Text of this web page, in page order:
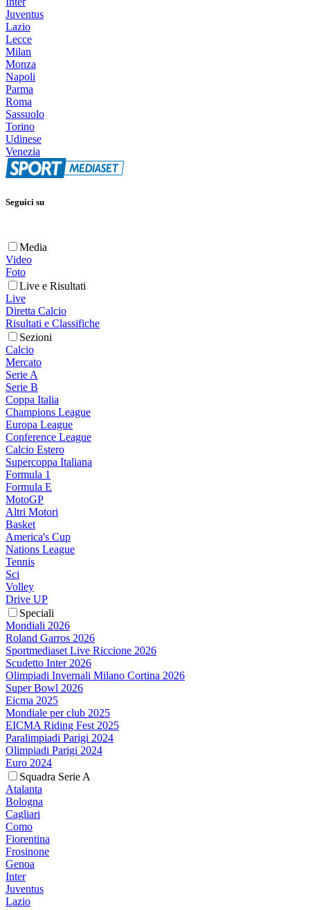
Juventus
Lazio
Lecce
Milan
Monza
Napoli
Parma
Roma
Sassuolo
Torino
Udinese
Venezia
Seguici su
Media
Video
Foto
Live e Risultati
Live
Diretta Calcio
Risultati e Classifiche
Sezioni
Calcio
Mercato
Serie A
Serie B
Coppa Italia
Champions League
Europa League
Conference League
Calcio Estero
Supercoppa Italiana
Formula 1
Formula E
MotoGP
Altri Motori
Basket
America's Cup
Nations League
Tennis
Sci
Volley
Drive UP
Speciali
Mondiali 2026
Roland Garros 2026
Sportmediaset Live Riccione 2026
Scudetto Inter 2026
Olimpiadi Invernali Milano Cortina 2026
Super Bowl 2026
Eicma 2025
Mondiale per club 2025
EICMA Riding Fest 2025
Paralimpiadi Parigi 2024
Olimpiadi Parigi 2024
Euro 2024
Squadra Serie A
Atalanta
Bologna
Cagliari
Como
Fiorentina
Frosinone
Genoa
Inter
Juventus
Lazio